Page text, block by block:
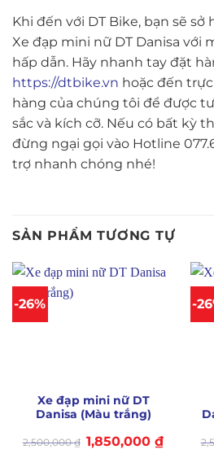
Khi đến với DT Bike, bạn sẽ
Xe đạp mini nữ DT Danisa với
hấp dẫn. Hãy nhanh tay đặt
https://dtbike.vn hoặc đến
hàng của chúng tôi để được
sắc và kích cỡ. Nếu có bất kỳ
đừng ngại gọi vào Hotline
trợ nhanh chóng nhé!
SẢN PHẨM TƯƠNG TỰ
-26%
Xe đạp mini nữ DT
Danisa (Màu trắng)
2,500,000₫ Giá
gốc
1,850,000₫Giá
-